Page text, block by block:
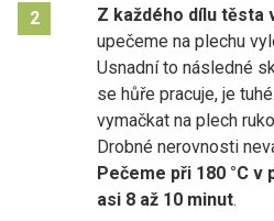
2 Z každého dílu těsta
upečeme na plechu
Usnadní to následné
se hůře pracuje, je
vymačkat na plech
Drobné nerovnosti
Pečeme při 180 °C
asi 8 až 10 minut.